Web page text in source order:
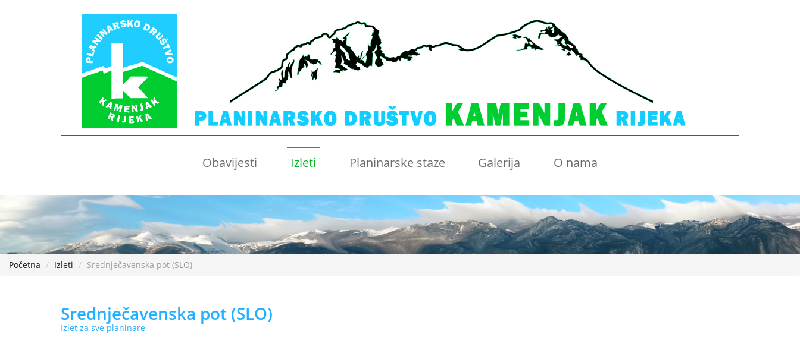
Obavijesti Izleti Planinarske staze Galerija O nama
Početna Izleti Srednječavenska pot (SLO)
Srednječavenska pot (SLO)
Izlet za sve planinare